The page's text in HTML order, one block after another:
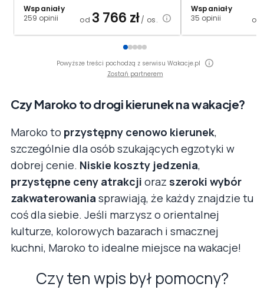
Wspaniały
259 opinii
od 3 766 zł/ os.
Wspaniały
35 opinii
od
Powyższe treści pochodzą z serwisu Wakacje.pl
Zostań partnerem
Czy Maroko to drogi kierunek na wakacje?
Maroko to przystępny cenowo kierunek,
szczególnie dla osób szukających egzotyki w
dobrej cenie. Niskie koszty jedzenia,
przystępne ceny atrakcji oraz szeroki wybór
zakwaterowania sprawiają, że każdy znajdzie tu
coś dla siebie. Jeśli marzysz o orientalnej
kulturze, kolorowych bazarach i smacznej
kuchni, Maroko to idealne miejsce na wakacje!
Czy ten wpis był pomocny?